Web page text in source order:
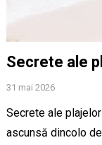
Secrete ale
31 mai 2026
Secrete ale
ascunsă dincolo